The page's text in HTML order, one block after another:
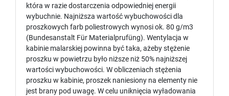
która w razie dostarczenia odpowiedniej energii
wybuchnie. Najniższa wartość wybuchowości dla
proszkowych farb poliestrowych wynosi ok. 80 g/m3
(Bundesanstalt Für Materialprufüng). Wentylacja w
kabinie malarskiej powinna być taka, ażeby stężenie
proszku w powietrzu było niższe niż 50% najniższej
wartości wybuchowości. W obliczeniach stężenia
proszku w kabinie, proszek naniesiony na elementy nie
jest brany pod uwagę. W celu uniknięcia wyładowania